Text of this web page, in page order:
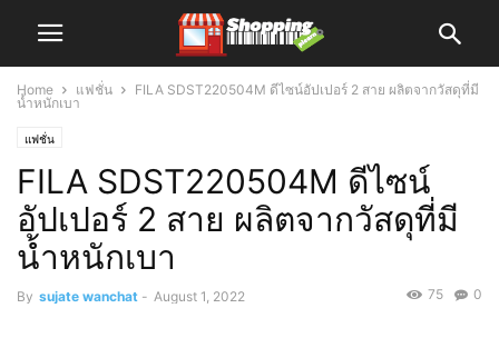
Home แฟชั่น
FILA SDST220504M ดีไซน์อัปเปอร์ 2 สาย ผลิตจากวัสดุที่มี
น้ำหนักเบา
แฟชั่น
FILA SDST220504M ดีไซน์
อัปเปอร์ 2 สาย ผลิตจากวัสดุที่มี
น้ำหนักเบา
By sujate wanchat - August 1, 2022 0
75